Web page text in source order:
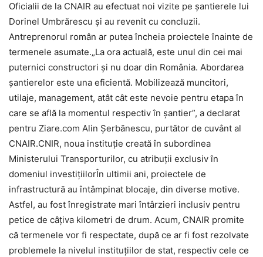
Oficialii de la CNAIR au efectuat noi vizite pe șantierele lui
Dorinel Umbrărescu și au revenit cu concluzii.
Antreprenorul român ar putea încheia proiectele înainte de
termenele asumate.„La ora actuală, este unul din cei mai
puternici constructori și nu doar din România. Abordarea
șantierelor este una eficientă. Mobilizează muncitori,
utilaje, management, atât cât este nevoie pentru etapa în
care se află la momentul respectiv în șantier”, a declarat
pentru Ziare.com Alin Șerbănescu, purtător de cuvânt al
CNAIR.CNIR, noua instituție creată în subordinea
Ministerului Transporturilor, cu atribuții exclusiv în
domeniul investițiilorÎn ultimii ani, proiectele de
infrastructură au întâmpinat blocaje, din diverse motive.
Astfel, au fost înregistrate mari întârzieri inclusiv pentru
petice de câțiva kilometri de drum. Acum, CNAIR promite
că termenele vor fi respectate, după ce ar fi fost rezolvate
problemele la nivelul instituțiilor de stat, respectiv cele ce